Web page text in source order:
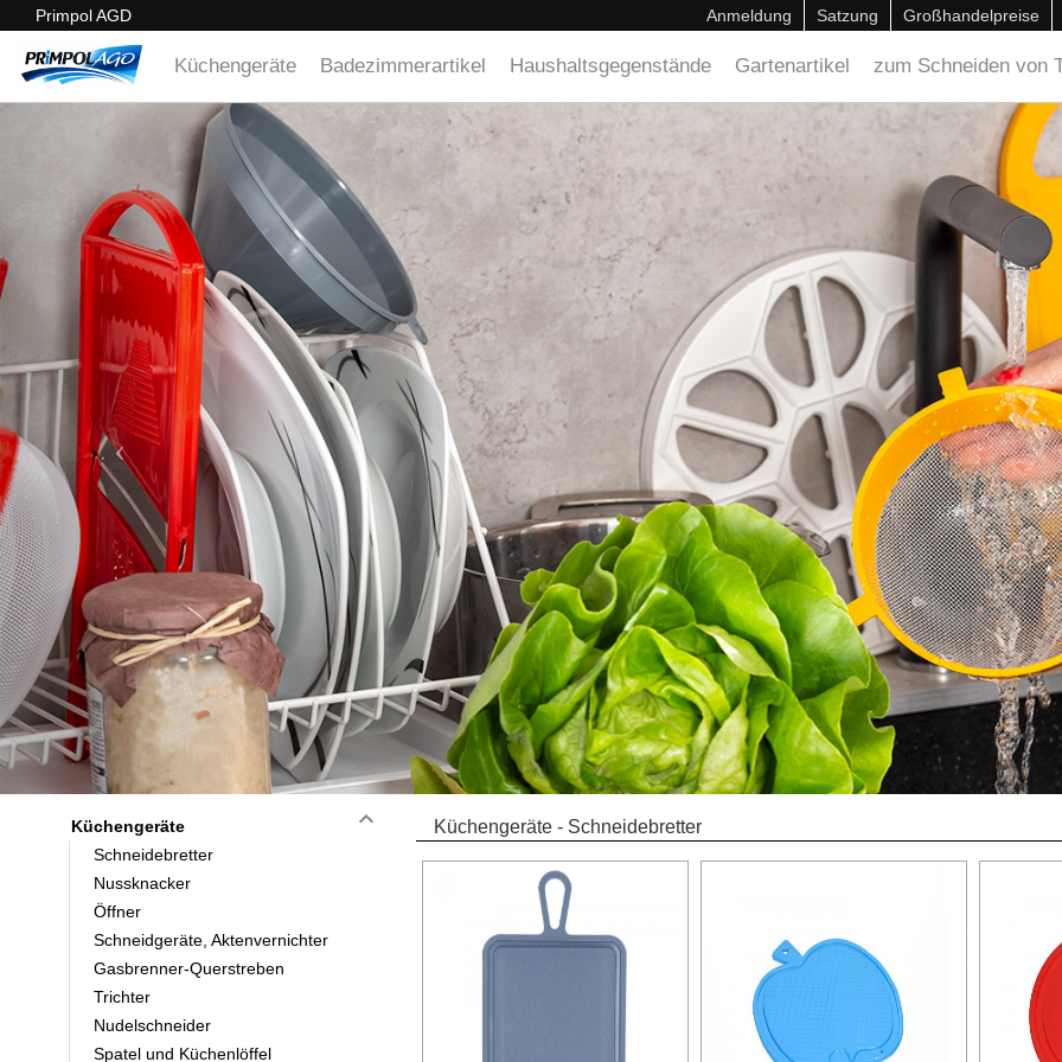
Primpol AGD Anmeldung Satzung Großhandelpreise
Küchengeräte Badezimmerartikel Haushaltsgegenstände Gartenartikel zum Schneiden von
Küchengeräte keyboard_arrow_down
Schneidebretter
Nussknacker
Öffner
Schneidgeräte, Aktenvernichter
Gasbrenner-Querstreben
Trichter
Nudelschneider
Spatel und Küchenlöffel
Küchengeräte - Schneidebretter